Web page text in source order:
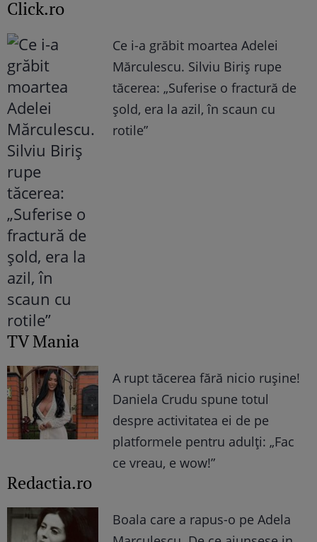
Click.ro
Ce i-a grăbit moartea Adelei
Mărculescu. Silviu Biriș rupe
tăcerea: „Suferise o fractură de
șold, era la azil, în scaun cu
rotile”
TV Mania
A rupt tăcerea fără nicio rușine!
Daniela Crudu spune totul
despre activitatea ei de pe
platformele pentru adulți: „Fac
ce vreau, e wow!”
Redactia.ro
Boala care a rapus-o pe Adela